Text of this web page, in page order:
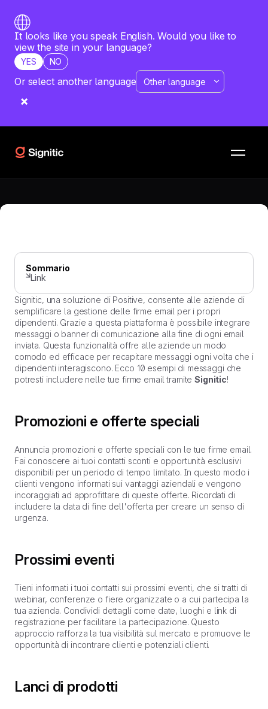
It looks like you speak English. Would you like to
view the site in your language?
YES NO
Or select another language
firma email
email per massimizzare l'impatto delle tue comunicazioni
Sommario
Link
Signitic, una soluzione di Positive, consente alle aziende di
semplificare la gestione delle firme email per i propri
dipendenti. Grazie a questa piattaforma è possibile integrare
messaggi o banner di comunicazione alla fine di ogni email
inviata. Questa funzionalità offre alle aziende un modo
comodo ed efficace per recapitare messaggi ogni volta che i
dipendenti interagiscono. Ecco 10 esempi di messaggi che
potresti includere nelle tue firme email tramiteSignitic!
Promozioni e offerte speciali
Annuncia promozioni e offerte speciali con le tue firme email.
Fai conoscere ai tuoi contatti sconti e opportunità esclusivi
disponibili per un periodo di tempo limitato. In questo modo i
clienti vengono informati sui vantaggi aziendali e vengono
incoraggiati ad approfittare di queste offerte. Ricordati di
includere la data di fine dell'offerta per creare un senso di
urgenza.
Prossimi eventi
Tieni informati i tuoi contatti sui prossimi eventi, che si tratti di
webinar, conferenze o fiere organizzate o a cui partecipa la
tua azienda. Condividi dettagli come date, luoghi e link di
registrazione per facilitare la partecipazione. Questo
approccio rafforza la tua visibilità sul mercato e promuove le
opportunità di incontrare clienti e potenziali clienti.
Lanci di prodotti